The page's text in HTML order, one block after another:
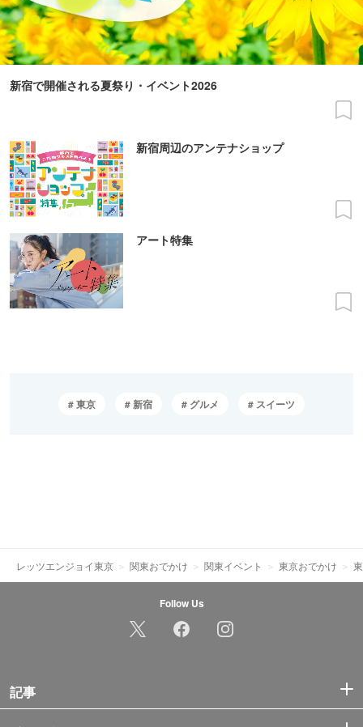
新宿で開催される夏祭り・イベント2026
新宿周辺のアンテナショップ
アート特集
東京 新宿 グルメ スイーツ
レッツエンジョイ東京 関東おでかけ 関東イベント 東京おでかけ
Follow Us
記事